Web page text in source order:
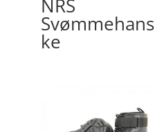
NRS
Svømmehans
ke